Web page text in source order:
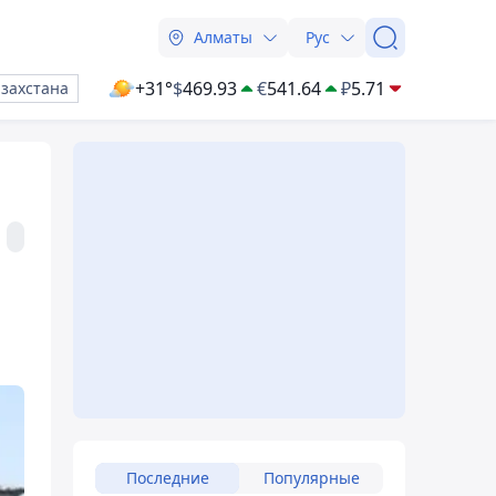
Алматы Рус
+31°$469.93 €541.64 ₽5.71
Последние Популярные